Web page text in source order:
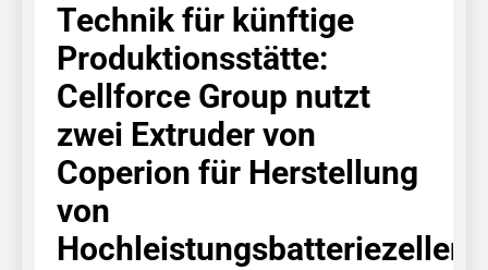
Technik für künftige
Produktionsstätte:
Cellforce Group nutzt
zwei Extruder von
Coperion für Herstellung
von
Hochleistungsbatteriezellen